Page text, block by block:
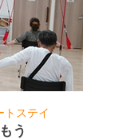
トステイ
う